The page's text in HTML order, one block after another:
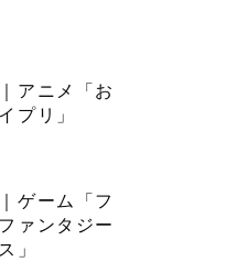
アニメ「お
プリ」
ゲーム「フ
ァンタジー
」